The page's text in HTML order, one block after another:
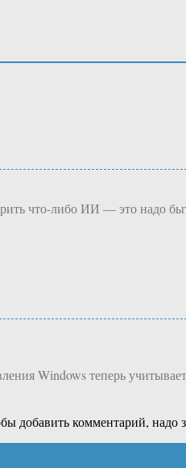
что-либо ИИ — это надо
Windows теперь
добавить комментарий, надо